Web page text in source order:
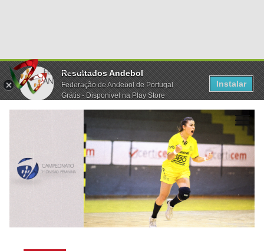
Resultados Andebol
Federação de Andebol de Portugal
Grátis - Disponivel na Play Store
Instalar